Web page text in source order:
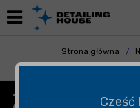
Strona główna
Cześć